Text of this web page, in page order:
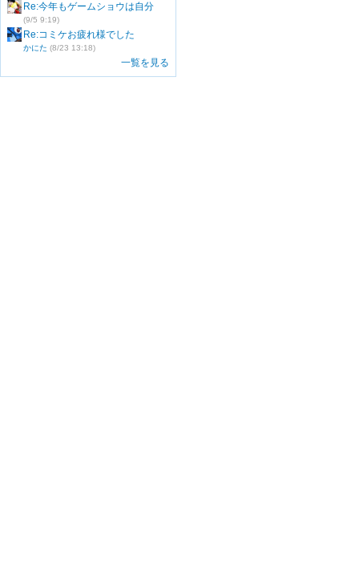
Re:今年もゲームショウは自分
(9/5 9:19)
Re:コミケお疲れ様でした
かにた (8/23 13:18)
一覧を見る